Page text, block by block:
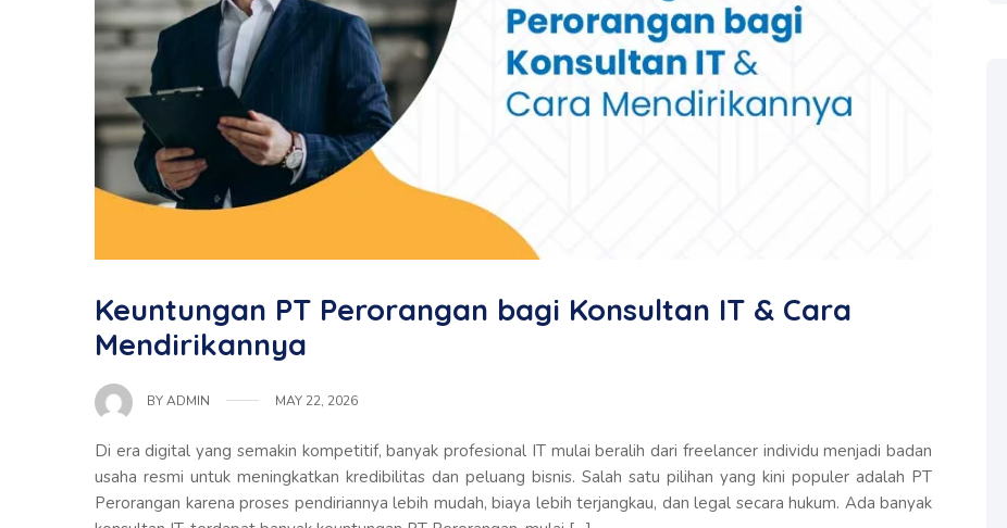
Keuntungan PT Perorangan bagi Konsultan IT & Cara
Mendirikannya
BYADMIN MAY 22, 2026
Di era digital yang semakin kompetitif, banyak profesional IT mulai beralih dari freelancer individu menjadi badan
usaha resmi untuk meningkatkan kredibilitas dan peluang bisnis. Salah satu pilihan yang kini populer adalah PT
Perorangan karena proses pendiriannya lebih mudah, biaya lebih terjangkau, dan legal secara hukum. Ada banyak